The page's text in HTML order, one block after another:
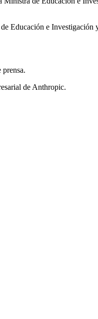
Educación e Investigación
de Anthropic.